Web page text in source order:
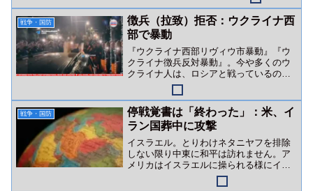
戦争・国防
徴兵（拉致）拒否：ウクライナ西
部で暴動
『ウクライナ西部リヴィウ市暴動』『ウ
クライナ徴兵反対暴動』。今や多くのウ
クライナ人は、ロシアと戦っているので
はなくゼレンスキー政権（＆英米金融勢
力）と戦っています。
戦争・国防
停戦覚書は「終わった」：米、イ
ラン国葬中に攻撃
イスラエル。とりわけネタニヤフを排除
しない限り中東に和平は訪れません。ア
メリカはイスラエルに操られる様にイラ
ンを攻撃。狙いはイランカーグ（ハール